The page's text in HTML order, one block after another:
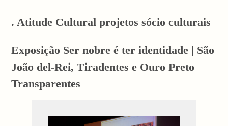
. Atitude Cultural projetos sócio culturais
Exposição Ser nobre é ter identidade | São
João del-Rei, Tiradentes e Ouro Preto
Transparentes